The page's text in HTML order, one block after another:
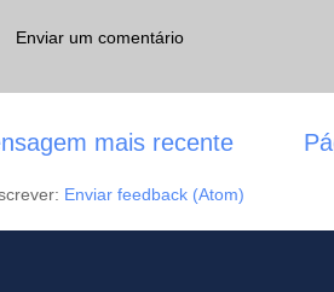
Enviar um comentário
mais recente
Enviar feedback (Atom)